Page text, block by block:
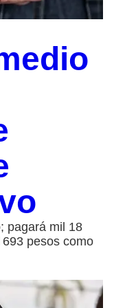
pagará mil 18
pesos como